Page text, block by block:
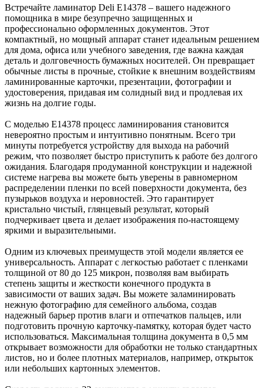
Встречайте ламинатор Deli E14378 – вашего надежного
помощника в мире безупречно защищенных и
профессионально оформленных документов. Этот
компактный, но мощный аппарат станет идеальным решением
для дома, офиса или учебного заведения, где важна каждая
деталь и долговечность бумажных носителей. Он превращает
обычные листы в прочные, стойкие к внешним воздействиям
ламинированные карточки, презентации, фотографии и
удостоверения, придавая им солидный вид и продлевая их
жизнь на долгие годы.
С моделью E14378 процесс ламинирования становится
невероятно простым и интуитивно понятным. Всего три
минуты потребуется устройству для выхода на рабочий
режим, что позволяет быстро приступить к работе без долгого
ожидания. Благодаря продуманной конструкции и надежной
системе нагрева вы можете быть уверены в равномерном
распределении пленки по всей поверхности документа, без
пузырьков воздуха и неровностей. Это гарантирует
кристально чистый, глянцевый результат, который
подчеркивает цвета и делает изображения по-настоящему
яркими и выразительными.
Одним из ключевых преимуществ этой модели является ее
универсальность. Аппарат с легкостью работает с пленками
толщиной от 80 до 125 микрон, позволяя вам выбирать
степень защиты и жесткости конечного продукта в
зависимости от ваших задач. Вы можете заламинировать
нежную фотографию для семейного альбома, создав
надежный барьер против влаги и отпечатков пальцев, или
подготовить прочную карточку-памятку, которая будет часто
использоваться. Максимальная толщина документа в 0,5 мм
открывает возможности для обработки не только стандартных
листов, но и более плотных материалов, например, открыток
или небольших картонных элементов.